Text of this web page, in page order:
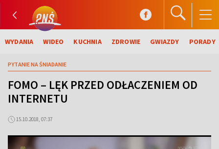
WYDANIA WIDEO KUCHNIA ZDROWIE GWIAZDY PORADY
PYTANIE NA ŚNIADANIE
FOMO – LĘK PRZED ODŁACZENIEM OD
INTERNETU
15.10.2018, 07:37